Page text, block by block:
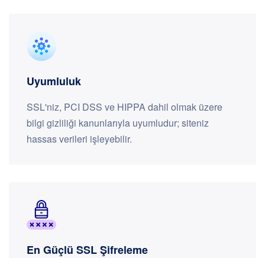
Uyumluluk
SSL'niz, PCI DSS ve HIPPA dahil olmak üzere
bilgi gizliliği kanunlarıyla uyumludur; siteniz
hassas verileri işleyebilir.
En Güçlü SSL Şifreleme